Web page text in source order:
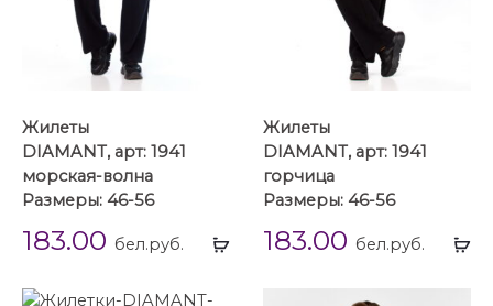
Выбрать
Жилеты
DIAMANT, арт: 1941
морская-волна
Размеры: 46-56
183.00 бел.руб.
Жилеты
DIAMANT, арт: 1941
горчица
Размеры: 46-56
183.00 бел.руб.